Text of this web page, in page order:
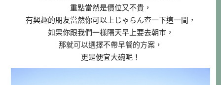
重點當然是價位又不貴，
有興趣的朋友當然你可以上じゃらん查一下這一間，
如果你跟我們一樣隔天早上要去朝市，
那就可以選擇不帶早餐的方案，
更是便宜大碗呢！